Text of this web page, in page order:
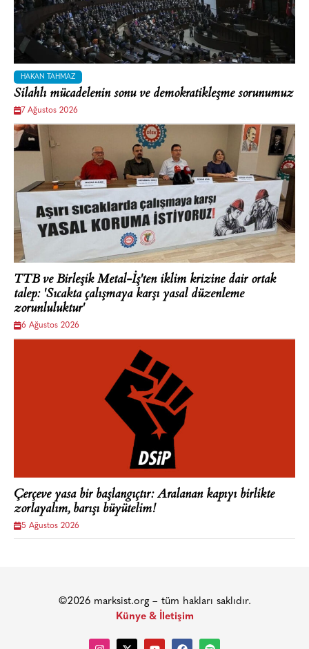
HAKAN TAHMAZ
Silahlı mücadelenin sonu ve demokratikleşme sorunumuz
7 Ağustos 2026
TTB ve Birleşik Metal-İş'ten iklim krizine dair ortak
talep: 'Sıcakta çalışmaya karşı yasal düzenleme
zorunluluktur'
6 Ağustos 2026
Çerçeve yasa bir başlangıçtır: Aralanan kapıyı birlikte
zorlayalım, barışı büyütelim!
5 Ağustos 2026
©2026 marksist.org – tüm hakları saklıdır.
Künye & İletişim